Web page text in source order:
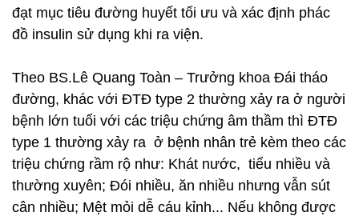
đạt mục tiêu đường huyết tối ưu và xác định phác
đồ insulin sử dụng khi ra viện.
Theo BS.Lê Quang Toàn – Trưởng khoa Đái tháo
đường, khác với ĐTĐ type 2 thường xảy ra ở người
bệnh lớn tuổi với các triệu chứng âm thầm thì ĐTĐ
type 1 thường xảy ra ở bệnh nhân trẻ kèm theo các
triệu chứng rầm rộ như: Khát nước, tiểu nhiều và
thường xuyên; Đói nhiều, ăn nhiều nhưng vẫn sút
cân nhiều; Mệt mỏi dễ cáu kỉnh... Nếu không được